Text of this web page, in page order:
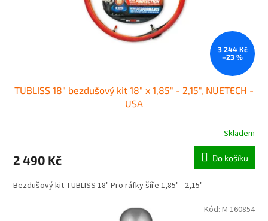
3 244 Kč
–23 %
TUBLISS 18" bezdušový kit 18" x 1,85" - 2,15", NUETECH -
USA
Skladem
2 490 Kč Do košíku
Bezdušový kit TUBLISS 18" Pro ráfky šíře 1,85" - 2,15"
Kód: M 160854